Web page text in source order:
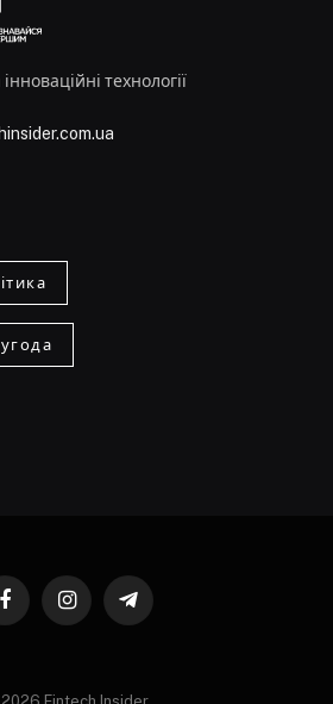
технології
FacebookInstagramTelegram
Fintech Insider.